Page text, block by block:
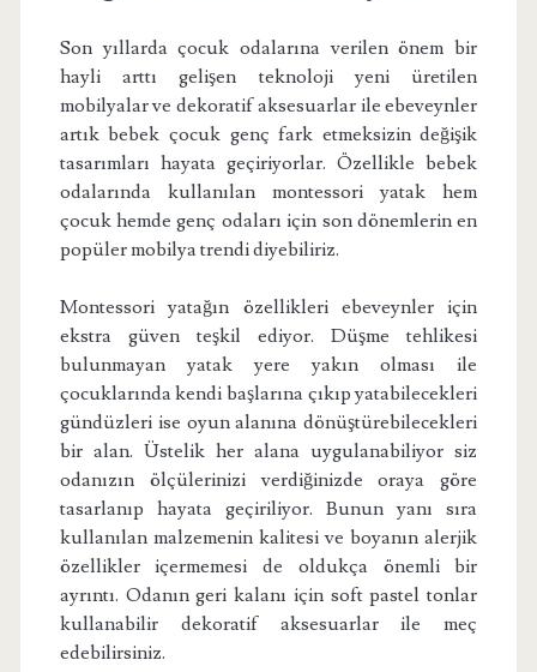
Son yıllarda çocuk odalarına verilen önem bir
hayli arttı gelişen teknoloji yeni üretilen
mobilyalar ve dekoratif aksesuarlar ile ebeveynler
artık bebek çocuk genç fark etmeksizin değişik
tasarımları hayata geçiriyorlar. Özellikle bebek
odalarında kullanılan montessori yatak hem
çocuk hemde genç odaları için son dönemlerin en
popüler mobilya trendi diyebiliriz.
Montessori yatağın özellikleri ebeveynler için
ekstra güven teşkil ediyor. Düşme tehlikesi
bulunmayan yatak yere yakın olması ile
çocuklarında kendi başlarına çıkıp yatabilecekleri
gündüzleri ise oyun alanına dönüştürebilecekleri
bir alan. Üstelik her alana uygulanabiliyor siz
odanızın ölçülerinizi verdiğinizde oraya göre
tasarlanıp hayata geçiriliyor. Bunun yanı sıra
kullanılan malzemenin kalitesi ve boyanın alerjik
özellikler içermemesi de oldukça önemli bir
ayrıntı. Odanın geri kalanı için soft pastel tonlar
kullanabilir dekoratif aksesuarlar ile meç
edebilirsiniz.